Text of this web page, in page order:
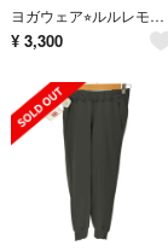
ヨガウェア⭐︎ルルレモン、ジュリエ、チャコット
¥ 3,300